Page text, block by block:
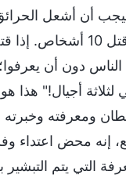
فيجب أن أشعل
واحدًا، فيجب أن أقتل 10
دون أن
أجيال!" هذا هو
ومعرفته
إنه محض اعتداء
التي يتم التبشير